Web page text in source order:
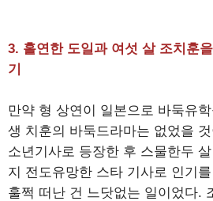
3. 홀연한 도일과 여섯 살 조치훈
기
만약 형 상연이 일본으로 바둑유
생 치훈의 바둑드라마는 없었을 것
소년기사로 등장한 후 스물한두
지 전도유망한 스타 기사로 인기
훌쩍 떠난 건 느닷없는 일이었다.